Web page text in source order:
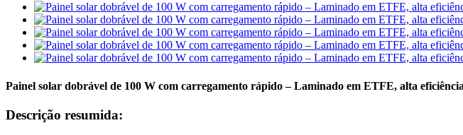
Painel solar dobrável de 100 W com carregamento rápido – Laminado em ETFE, alta
Descrição resumida: